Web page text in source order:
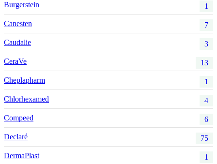
Burgerstein 1
Canesten 7
Caudalie 3
CeraVe 13
Cheplapharm 1
Chlorhexamed 4
Compeed 6
Declaré 75
DermaPlast 1